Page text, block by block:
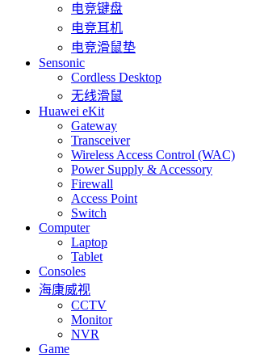
电竞键盘
电竞耳机
电竞滑鼠垫
Sensonic
Cordless Desktop
无线滑鼠
Huawei eKit
Gateway
Transceiver
Wireless Access Control (WAC)
Power Supply & Accessory
Firewall
Access Point
Switch
Computer
Laptop
Tablet
Consoles
海康威视
CCTV
Monitor
NVR
Game